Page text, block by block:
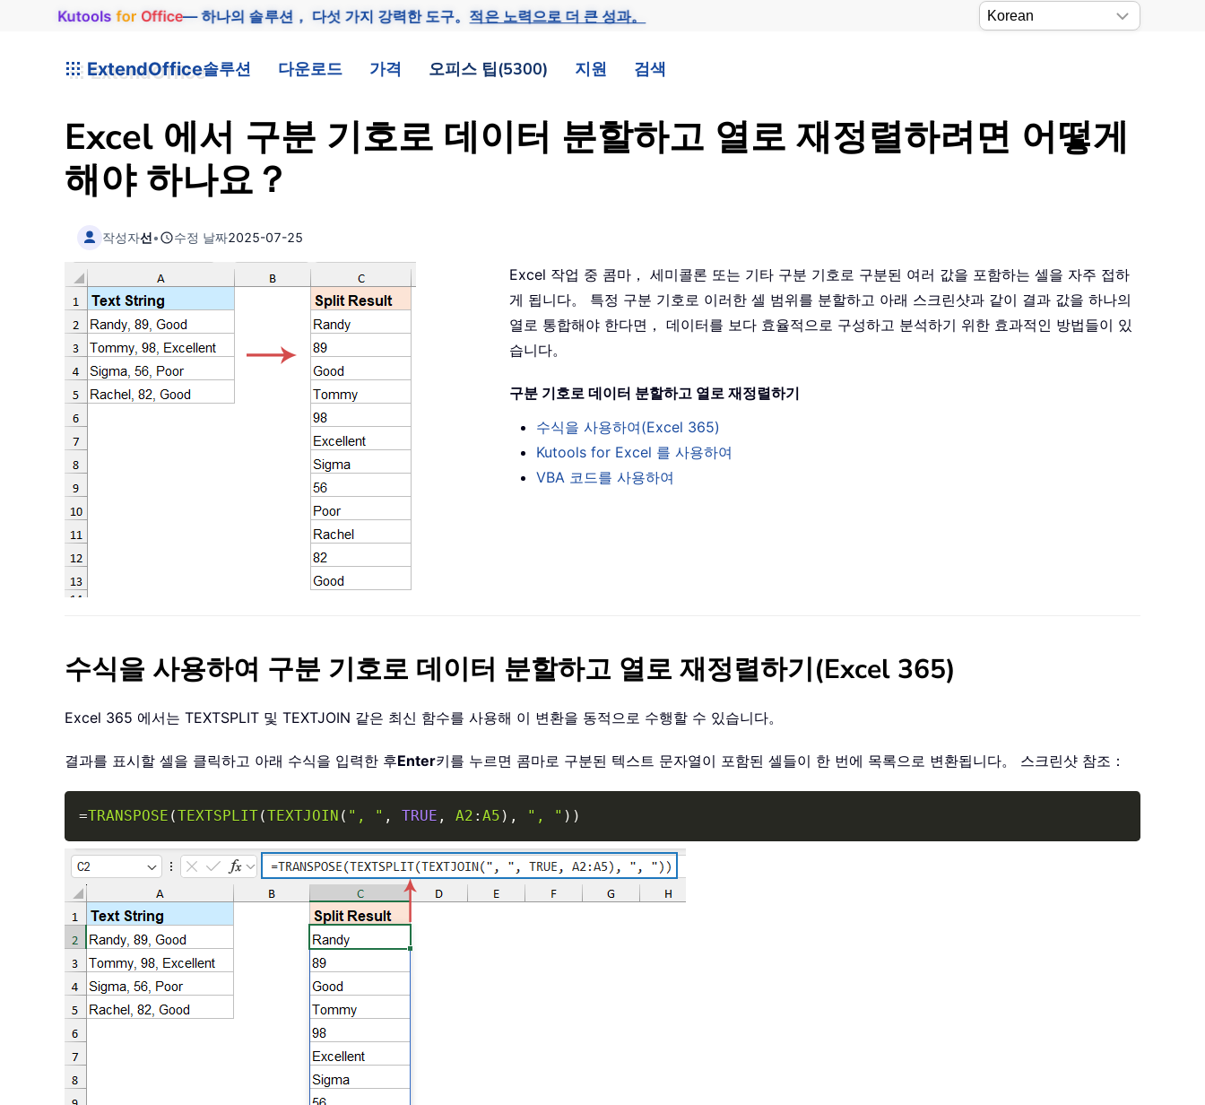
Kutools for Office— 하나의 솔루션， 다섯 가지 강력한 도구。 적은 노력으로 더 큰 성과。
ExtendOffice솔루션 다운로드 가격 오피스 팁(5300) 지원 검색
Excel 에서 구분 기호로 데이터 분할하고 열로 재정렬하려면 어떻게
해야 하나요？
작성자선• 수정 날짜2025-07-25
Excel 작업 중 콤마， 세미콜론 또는 기타 구분 기호로 구분된 여러 값을 포함하는 셀을 자주 접하
게 됩니다。 특정 구분 기호로 이러한 셀 범위를 분할하고 아래 스크린샷과 같이 결과 값을 하나의
열로 통합해야 한다면， 데이터를 보다 효율적으로 구성하고 분석하기 위한 효과적인 방법들이 있
습니다。
구분 기호로 데이터 분할하고 열로 재정렬하기
수식을 사용하여(Excel 365)
Kutools for Excel 를 사용하여
VBA 코드를 사용하여
수식을 사용하여 구분 기호로 데이터 분할하고 열로 재정렬하기(Excel 365)
Excel 365 에서는 TEXTSPLIT 및 TEXTJOIN 같은 최신 함수를 사용해 이 변환을 동적으로 수행할 수 있습니다。
결과를 표시할 셀을 클릭하고 아래 수식을 입력한 후Enter키를 누르면 콤마로 구분된 텍스트 문자열이 포함된 셀들이 한 번에 목록으로 변환됩니다。 스크린샷 참조：
=TRANSPOSE (TEXTSPLIT(TEXTJOIN ( ", " , TRUE , A2 : A5 ) , ", " ) )